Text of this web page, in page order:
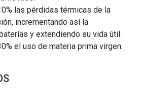
las pérdidas térmicas de la
incrementando así la
y extendiendo su vida útil.
el uso de materia prima virgen.